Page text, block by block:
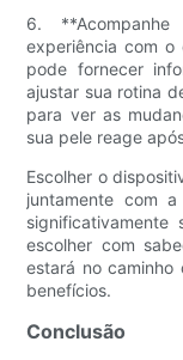
6.
experiência com
pode fornecer
ajustar sua rotina
para ver as
sua pele reage
Escolher o
juntamente com
escolher com
estará no
benefícios.
Conclusão